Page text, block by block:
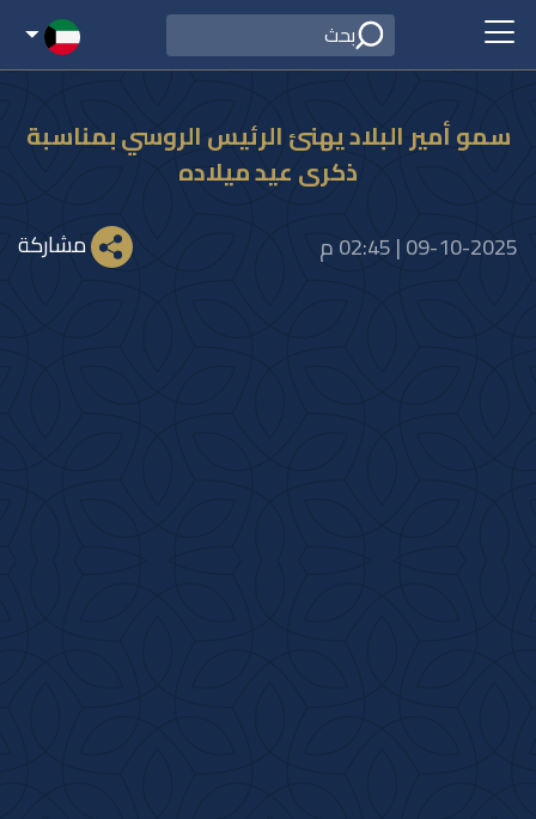
سمو أمير البلاد يهنئ الرئيس الروسي بمناسبة
ذكرى عيد ميلاده
09-10-2025 | 02:45 م